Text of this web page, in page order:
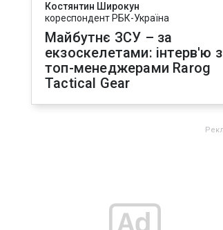
Костянтин Широкун
кореспондент РБК-Україна
Майбутнє ЗСУ – за
екзоскелетами: інтерв'ю з
топ-менеджерами Rarog
Tactical Gear